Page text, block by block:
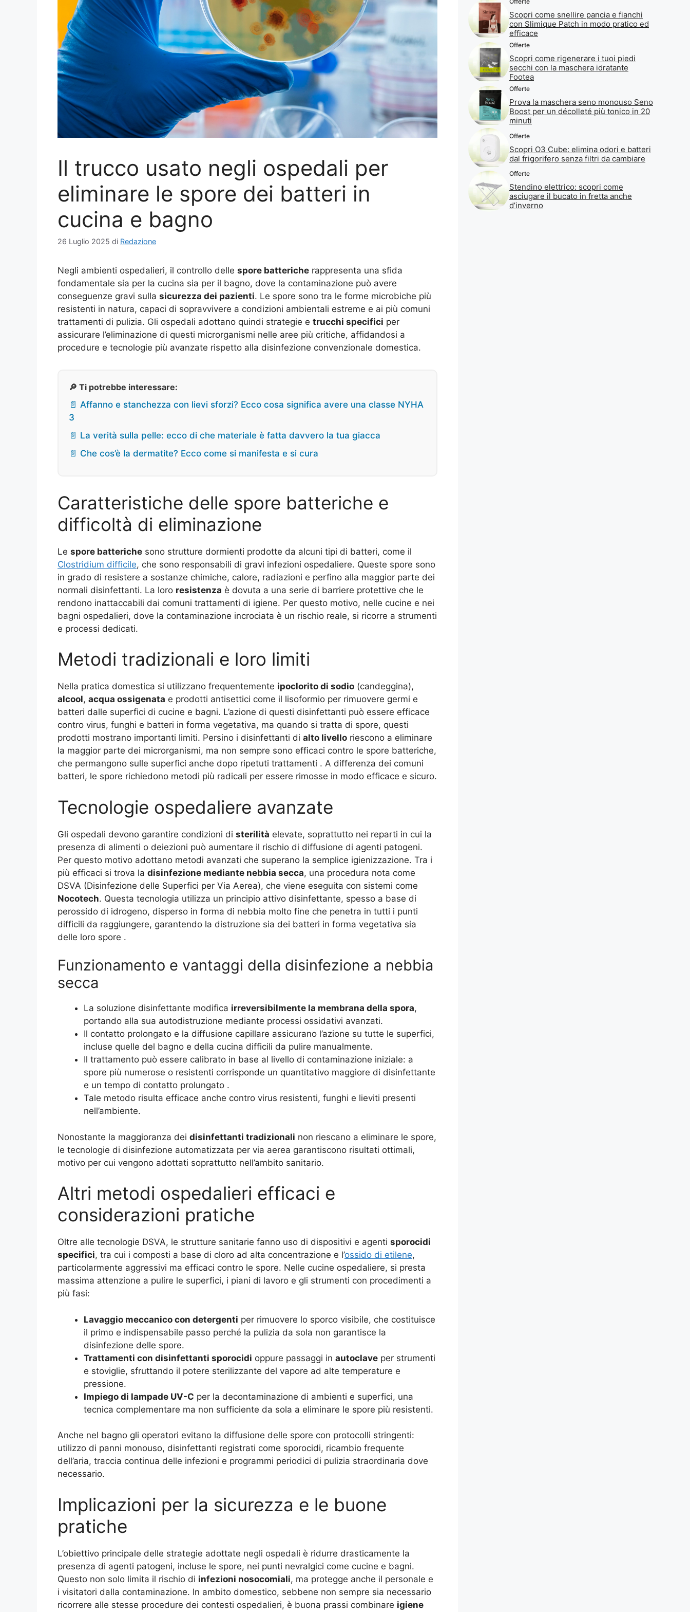
Il trucco usato negli ospedali per
eliminare le spore dei batteri in
cucina e bagno
26 Luglio 2025 di Redazione
Negli ambienti ospedalieri, il controllo delle spore batteriche rappresenta una sfida
fondamentale sia per la cucina sia per il bagno, dove la contaminazione può avere
conseguenze gravi sulla sicurezza dei pazienti. Le spore sono tra le forme microbiche più
resistenti in natura, capaci di sopravvivere a condizioni ambientali estreme e ai più comuni
trattamenti di pulizia. Gli ospedali adottano quindi strategie e trucchi specifici per
assicurare l’eliminazione di questi microrganismi nelle aree più critiche, affidandosi a
procedure e tecnologie più avanzate rispetto alla disinfezione convenzionale domestica.
🔎 Ti potrebbe interessare:
📄 Affanno e stanchezza con lievi sforzi? Ecco cosa significa avere una classe NYHA
3
📄 La verità sulla pelle: ecco di che materiale è fatta davvero la tua giacca
📄 Che cos’è la dermatite? Ecco come si manifesta e si cura
Caratteristiche delle spore batteriche e
difficoltà di eliminazione
Le spore batteriche sono strutture dormienti prodotte da alcuni tipi di batteri, come il
Clostridium difficile, che sono responsabili di gravi infezioni ospedaliere. Queste spore sono
in grado di resistere a sostanze chimiche, calore, radiazioni e perfino alla maggior parte dei
normali disinfettanti. La loro resistenza è dovuta a una serie di barriere protettive che le
rendono inattaccabili dai comuni trattamenti di igiene. Per questo motivo, nelle cucine e nei
bagni ospedalieri, dove la contaminazione incrociata è un rischio reale, si ricorre a strumenti
e processi dedicati.
Metodi tradizionali e loro limiti
Nella pratica domestica si utilizzano frequentemente ipoclorito di sodio (candeggina),
alcool, acqua ossigenata e prodotti antisettici come il lisoformio per rimuovere germi e
batteri dalle superfici di cucine e bagni. L’azione di questi disinfettanti può essere efficace
contro virus, funghi e batteri in forma vegetativa, ma quando si tratta di spore, questi
prodotti mostrano importanti limiti. Persino i disinfettanti di alto livello riescono a eliminare
la maggior parte dei microrganismi, ma non sempre sono efficaci contro le spore batteriche,
che permangono sulle superfici anche dopo ripetuti trattamenti . A differenza dei comuni
batteri, le spore richiedono metodi più radicali per essere rimosse in modo efficace e sicuro.
Tecnologie ospedaliere avanzate
Gli ospedali devono garantire condizioni di sterilità elevate, soprattutto nei reparti in cui la
presenza di alimenti o deiezioni può aumentare il rischio di diffusione di agenti patogeni.
Per questo motivo adottano metodi avanzati che superano la semplice igienizzazione. Tra i
più efficaci si trova la disinfezione mediante nebbia secca, una procedura nota come
DSVA (Disinfezione delle Superfici per Via Aerea), che viene eseguita con sistemi come
Nocotech. Questa tecnologia utilizza un principio attivo disinfettante, spesso a base di
perossido di idrogeno, disperso in forma di nebbia molto fine che penetra in tutti i punti
difficili da raggiungere, garantendo la distruzione sia dei batteri in forma vegetativa sia
delle loro spore .
Funzionamento e vantaggi della disinfezione a nebbia
secca
La soluzione disinfettante modifica irreversibilmente la membrana della spora,
portando alla sua autodistruzione mediante processi ossidativi avanzati.
Il contatto prolongato e la diffusione capillare assicurano l’azione su tutte le superfici,
incluse quelle del bagno e della cucina difficili da pulire manualmente.
Il trattamento può essere calibrato in base al livello di contaminazione iniziale: a
spore più numerose o resistenti corrisponde un quantitativo maggiore di disinfettante
e un tempo di contatto prolungato .
Tale metodo risulta efficace anche contro virus resistenti, funghi e lieviti presenti
nell’ambiente.
Nonostante la maggioranza dei disinfettanti tradizionali non riescano a eliminare le spore,
le tecnologie di disinfezione automatizzata per via aerea garantiscono risultati ottimali,
motivo per cui vengono adottati soprattutto nell’ambito sanitario.
Altri metodi ospedalieri efficaci e
considerazioni pratiche
Oltre alle tecnologie DSVA, le strutture sanitarie fanno uso di dispositivi e agenti sporocidi
specifici, tra cui i composti a base di cloro ad alta concentrazione e l’ossido di etilene,
particolarmente aggressivi ma efficaci contro le spore. Nelle cucine ospedaliere, si presta
massima attenzione a pulire le superfici, i piani di lavoro e gli strumenti con procedimenti a
più fasi:
Lavaggio meccanico con detergenti per rimuovere lo sporco visibile, che costituisce
il primo e indispensabile passo perché la pulizia da sola non garantisce la
disinfezione delle spore.
Trattamenti con disinfettanti sporocidi oppure passaggi in autoclave per strumenti
e stoviglie, sfruttando il potere sterilizzante del vapore ad alte temperature e
pressione.
Impiego di lampade UV-C per la decontaminazione di ambienti e superfici, una
tecnica complementare ma non sufficiente da sola a eliminare le spore più resistenti.
Anche nel bagno gli operatori evitano la diffusione delle spore con protocolli stringenti:
utilizzo di panni monouso, disinfettanti registrati come sporocidi, ricambio frequente
dell’aria, traccia continua delle infezioni e programmi periodici di pulizia straordinaria dove
necessario.
Implicazioni per la sicurezza e le buone
pratiche
L’obiettivo principale delle strategie adottate negli ospedali è ridurre drasticamente la
presenza di agenti patogeni, incluse le spore, nei punti nevralgici come cucine e bagni.
Questo non solo limita il rischio di infezioni nosocomiali, ma protegge anche il personale e
i visitatori dalla contaminazione. In ambito domestico, sebbene non sempre sia necessario
ricorrere alle stesse procedure dei contesti ospedalieri, è buona prassi combinare igiene
Scopri come snellire pancia e fianchi
con Slimique Patch in modo pratico ed
efficace
Offerte
Scopri come rigenerare i tuoi piedi
secchi con la maschera idratante
Footea
Offerte
Prova la maschera seno monouso Seno
Boost per un décolleté più tonico in 20
minuti
Offerte
Scopri O3 Cube: elimina odori e batteri
dal frigorifero senza filtri da cambiare
Offerte
Stendino elettrico: scopri come
asciugare il bucato in fretta anche
d’inverno